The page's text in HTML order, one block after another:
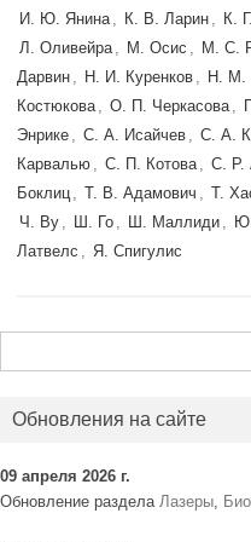
И. Ю. Янина , К. В. Ларин , К.
Л. Оливейра , М. Осис , М. С.
Дарвин , Н. И. Куренков , Н. М.
Костюкова , О. П. Черкасова ,
Энрике , С. А. Исайчев , С. А.
Карвалью , С. П. Котова , С. Р.
Боклиц , Т. В. Адамович , Т.
Ч. Ву , Ш. Го , Ш. Маллиди ,
Латвелс , Я. Спигулис
Обновления на сайте
09 апреля 2026 г.
Обновление раздела Лазеры,